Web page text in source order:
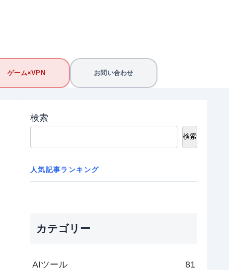
ゲーム×VPN お問い合わせ
検索
検索
人気記事ランキング
カテゴリー
AIツール 81